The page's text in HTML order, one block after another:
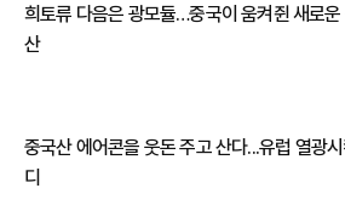
희토류 다음은 광모듈…중국이 움켜쥔 새로운
산
중국산 에어콘을 웃돈 주고 산다...유럽 열광시
디